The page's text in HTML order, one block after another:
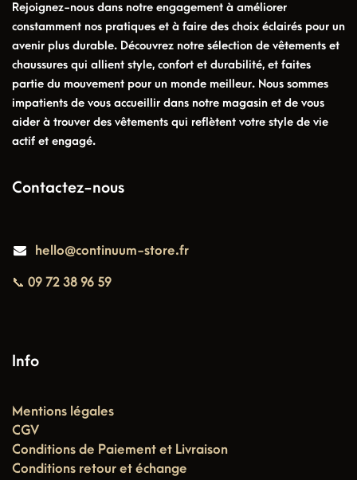
Rejoignez-nous dans notre engagement à améliorer
constamment nos pratiques et à faire des choix éclairés pour un
avenir plus durable. Découvrez notre sélection de vêtements et
chaussures qui allient style, confort et durabilité, et faites
partie du mouvement pour un monde meilleur. Nous sommes
impatients de vous accueillir dans notre magasin et de vous
aider à trouver des vêtements qui reflètent votre style de vie
actif et engagé.
Contactez-nous
hello@continuum-store.fr
📞 09 72 38 96 59
Info
Mentions légales
CGV
Conditions de Paiement et Livraison
Conditions retour et échange